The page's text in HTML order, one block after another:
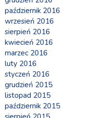
październik 2016
wrzesień 2016
sierpień 2016
kwiecień 2016
marzec 2016
luty 2016
styczeń 2016
grudzień 2015
listopad 2015
październik 2015